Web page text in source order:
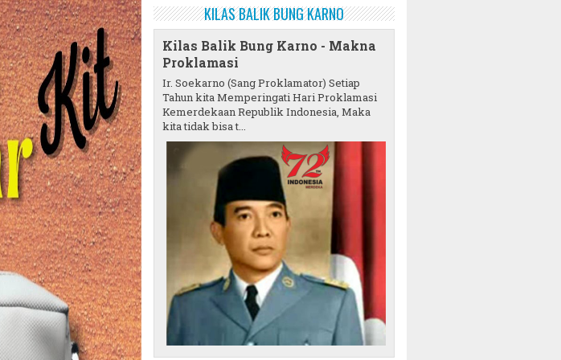
KILAS BALIK BUNG KARNO
Kilas Balik Bung Karno - Makna
Proklamasi
Ir. Soekarno (Sang Proklamator) Setiap
Tahun kita Memperingati Hari Proklamasi
Kemerdekaan Republik Indonesia, Maka
kita tidak bisa t...